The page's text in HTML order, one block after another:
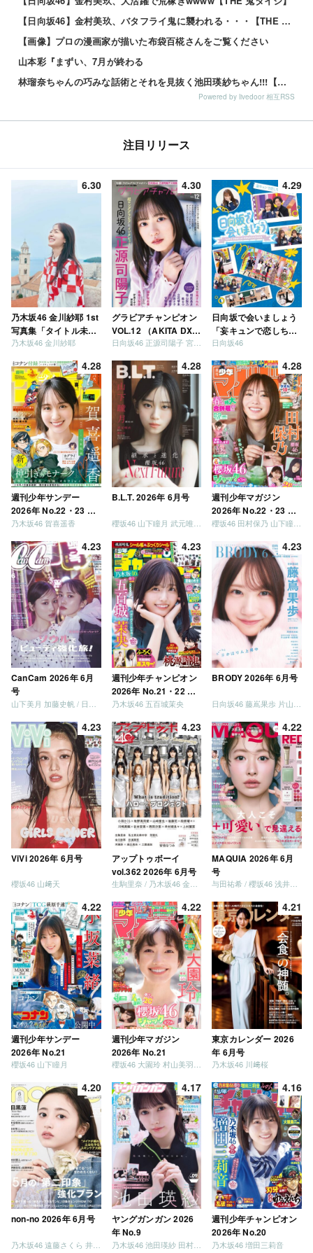
【日向坂46】金村美玖、バタフライ鬼に襲われる・・・【THE 鬼タイジ】
【画像】プロの漫画家が描いた布袋百椛さんをご覧ください
山本彩『まずい、7月が終わる
林瑠奈ちゃんの巧みな話術とそれを見抜く池田瑛紗ちゃん!!!【乃木坂46】
Powered by livedoor 相互RSS
注目リリース
6.30
乃木坂46 金川紗耶 1st
写真集「タイトル未
定」
乃木坂46 金川紗耶
4.30
グラビアチャンピオン
VOL.12 （AKITA DXシ
リーズ）
日向坂46 正源司陽子 宮地すみれ
4.29
日向坂で会いましょう
「妄キュンで恋しちゃ
いましょう」「どっち
う」「ご褒美でロケし
ましょう」「フレンド
リーになりましょう」
「笑って卒業を祝いま
しょう」 [Blu-ray]
日向坂46
4.28
週刊少年サンデー
2026年 No.22・23 合
併号
乃木坂46 賀喜遥香
4.28
B.L.T. 2026年 6月号
櫻坂46 山下瞳月 武元唯衣 / 乃木坂46 海邉朱莉
4.28
週刊少年マガジン
2026年 No.22・23 合
併号
4.23
CanCam 2026年 6月
号
4.23
週刊少年チャンピオン
2026年 No.21・22 合
併号
乃木坂46 五百城茉央
4.23
BRODY 2026年 6月号
4.23
ViVi 2026年 6月号
櫻坂46 山﨑天
4.23
アップトゥボーイ
vol.362 2026年 6月号
生駒里奈 / 乃木坂46 金川紗耶 森平麗心
4.22
MAQUIA 2026年 6月
号
与田祐希 / 櫻坂46 浅井恋乃未
4.22
週刊少年サンデー
2026年 No.21
櫻坂46 山下瞳月
4.22
週刊少年マガジン
2026年 No.21
4.21
東京カレンダー 2026
年 6月号
乃木坂46 川﨑桜
4.20
non-no 2026年 6月号
4.17
ヤングガンガン 2026
年 No.9
乃木坂46 池田瑛紗 田村真佑
4.16
週刊少年チャンピオン
2026年 No.20
乃木坂46 増田三莉音